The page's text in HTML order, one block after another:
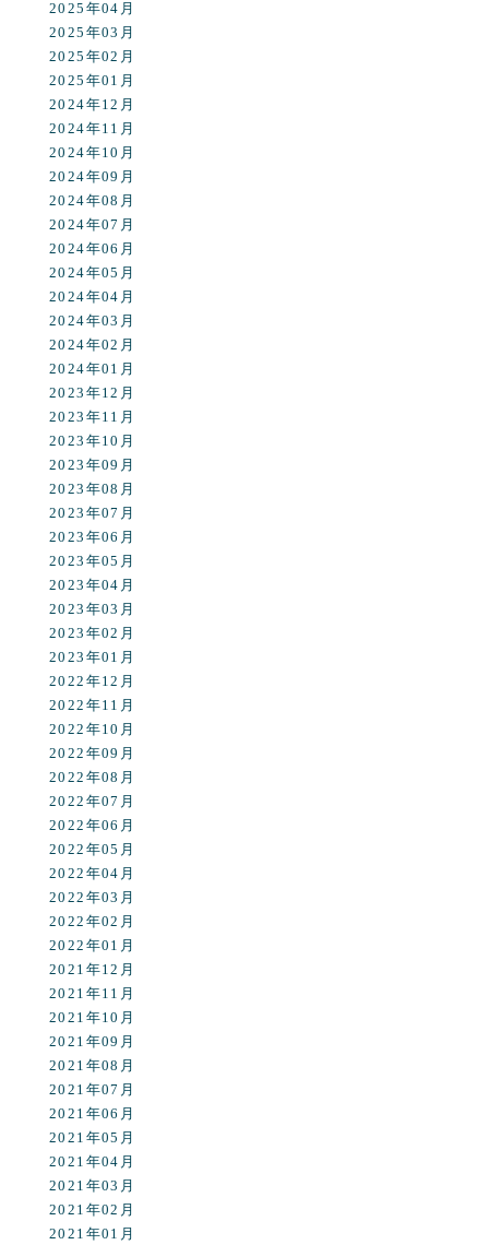
2025年04月
2025年03月
2025年02月
2025年01月
2024年12月
2024年11月
2024年10月
2024年09月
2024年08月
2024年07月
2024年06月
2024年05月
2024年04月
2024年03月
2024年02月
2024年01月
2023年12月
2023年11月
2023年10月
2023年09月
2023年08月
2023年07月
2023年06月
2023年05月
2023年04月
2023年03月
2023年02月
2023年01月
2022年12月
2022年11月
2022年10月
2022年09月
2022年08月
2022年07月
2022年06月
2022年05月
2022年04月
2022年03月
2022年02月
2022年01月
2021年12月
2021年11月
2021年10月
2021年09月
2021年08月
2021年07月
2021年06月
2021年05月
2021年04月
2021年03月
2021年02月
2021年01月